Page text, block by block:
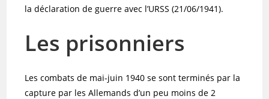
la déclaration de guerre avec l’URSS (21/06/1941).
Les prisonniers
Les combats de mai-juin 1940 se sont terminés par la
capture par les Allemands d’un peu moins de 2